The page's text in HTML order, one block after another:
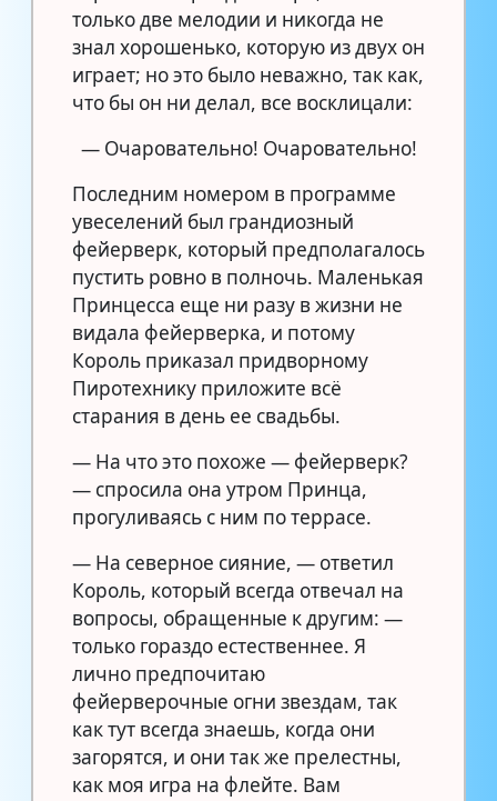
только две мелодии и никогда не
знал хорошенько, которую из двух он
играет; но это было неважно, так как,
что бы он ни делал, все восклицали:
— Очаровательно! Очаровательно!
Последним номером в программе
увеселений был грандиозный
фейерверк, который предполагалось
пустить ровно в полночь. Маленькая
Принцесса еще ни разу в жизни не
видала фейерверка, и потому
Король приказал придворному
Пиротехнику приложите всё
старания в день ее свадьбы.
— На что это похоже — фейерверк?
— спросила она утром Принца,
прогуливаясь с ним по террасе.
— На северное сияние, — ответил
Король, который всегда отвечал на
вопросы, обращенные к другим: —
только гораздо естественнее. Я
лично предпочитаю
фейерверочные огни звездам, так
как тут всегда знаешь, когда они
загорятся, и они так же прелестны,
как моя игра на флейте. Вам